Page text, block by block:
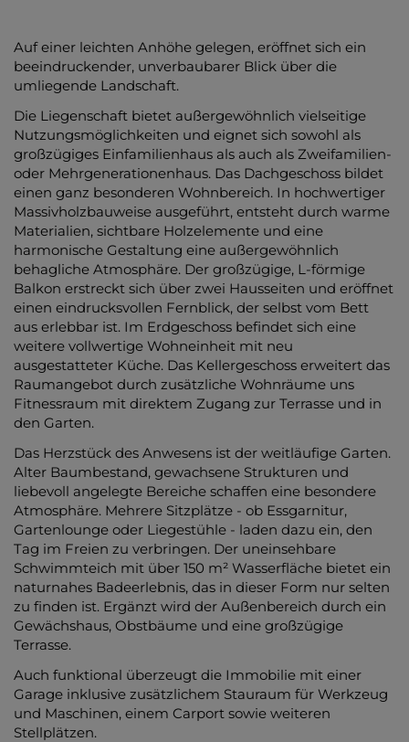
Auf einer leichten Anhöhe gelegen, eröffnet sich ein
beeindruckender, unverbaubarer Blick über die
umliegende Landschaft.
Die Liegenschaft bietet außergewöhnlich vielseitige
Nutzungsmöglichkeiten und eignet sich sowohl als
großzügiges Einfamilienhaus als auch als Zweifamilien-
oder Mehrgenerationenhaus. Das Dachgeschoss bildet
einen ganz besonderen Wohnbereich. In hochwertiger
Massivholzbauweise ausgeführt, entsteht durch warme
Materialien, sichtbare Holzelemente und eine
harmonische Gestaltung eine außergewöhnlich
behagliche Atmosphäre. Der großzügige, L-förmige
Balkon erstreckt sich über zwei Hausseiten und eröffnet
einen eindrucksvollen Fernblick, der selbst vom Bett
aus erlebbar ist. Im Erdgeschoss befindet sich eine
weitere vollwertige Wohneinheit mit neu
ausgestatteter Küche. Das Kellergeschoss erweitert das
Raumangebot durch zusätzliche Wohnräume uns
Fitnessraum mit direktem Zugang zur Terrasse und in
den Garten.
Das Herzstück des Anwesens ist der weitläufige Garten.
Alter Baumbestand, gewachsene Strukturen und
liebevoll angelegte Bereiche schaffen eine besondere
Atmosphäre. Mehrere Sitzplätze - ob Essgarnitur,
Gartenlounge oder Liegestühle - laden dazu ein, den
Tag im Freien zu verbringen. Der uneinsehbare
Schwimmteich mit über 150 m² Wasserfläche bietet ein
naturnahes Badeerlebnis, das in dieser Form nur selten
zu finden ist. Ergänzt wird der Außenbereich durch ein
Gewächshaus, Obstbäume und eine großzügige
Terrasse.
Auch funktional überzeugt die Immobilie mit einer
Garage inklusive zusätzlichem Stauraum für Werkzeug
und Maschinen, einem Carport sowie weiteren
Stellplätzen.